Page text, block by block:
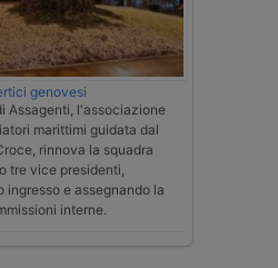
genovesi
Assagenti, l'associazione
marittimi guidata dal
rinnova la squadra
tre vice presidenti,
e assegnando la
interne.